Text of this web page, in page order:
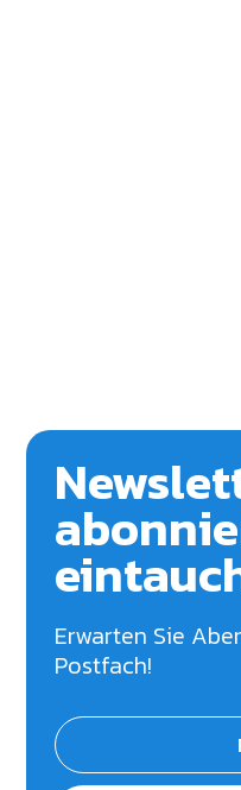
Erwarten Sie
Postfach!